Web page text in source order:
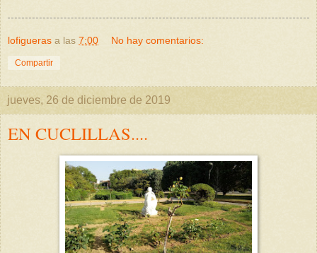
lofigueras a las 7:00 No hay comentarios:
Compartir
jueves, 26 de diciembre de 2019
EN CUCLILLAS....